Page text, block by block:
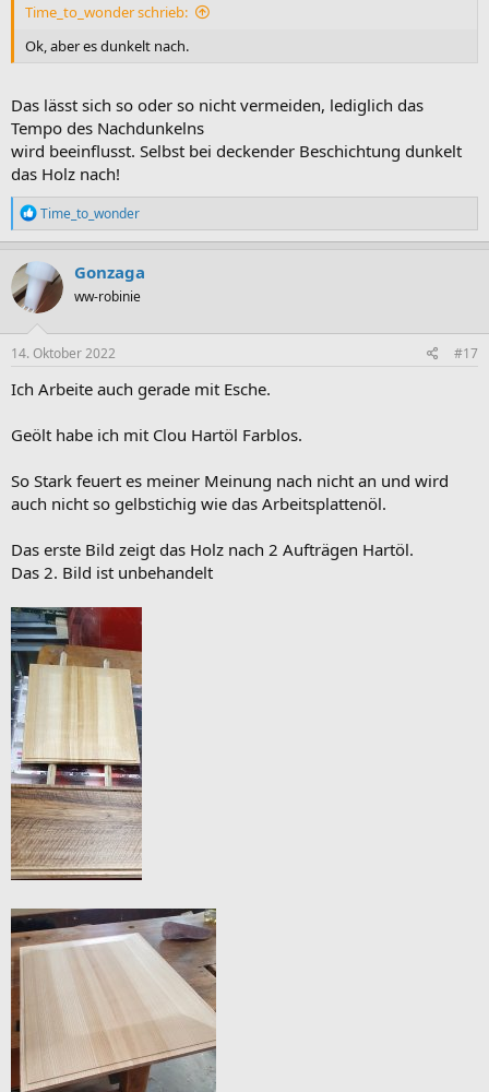
Time_to_wonder schrieb:
Ok, aber es dunkelt nach.
Das lässt sich so oder so nicht vermeiden, lediglich das
Tempo des Nachdunkelns
wird beeinflusst. Selbst bei deckender Beschichtung dunkelt
das Holz nach!
R
e
a
k
t
i
o
n
e
:
Time_to_wonder
Gonzaga
ww-robinie
14. Oktober 2022 #17
Ich Arbeite auch gerade mit Esche.
Geölt habe ich mit Clou Hartöl Farblos.
So Stark feuert es meiner Meinung nach nicht an und wird
auch nicht so gelbstichig wie das Arbeitsplattenöl.
Das erste Bild zeigt das Holz nach 2 Aufträgen Hartöl.
Das 2. Bild ist unbehandelt